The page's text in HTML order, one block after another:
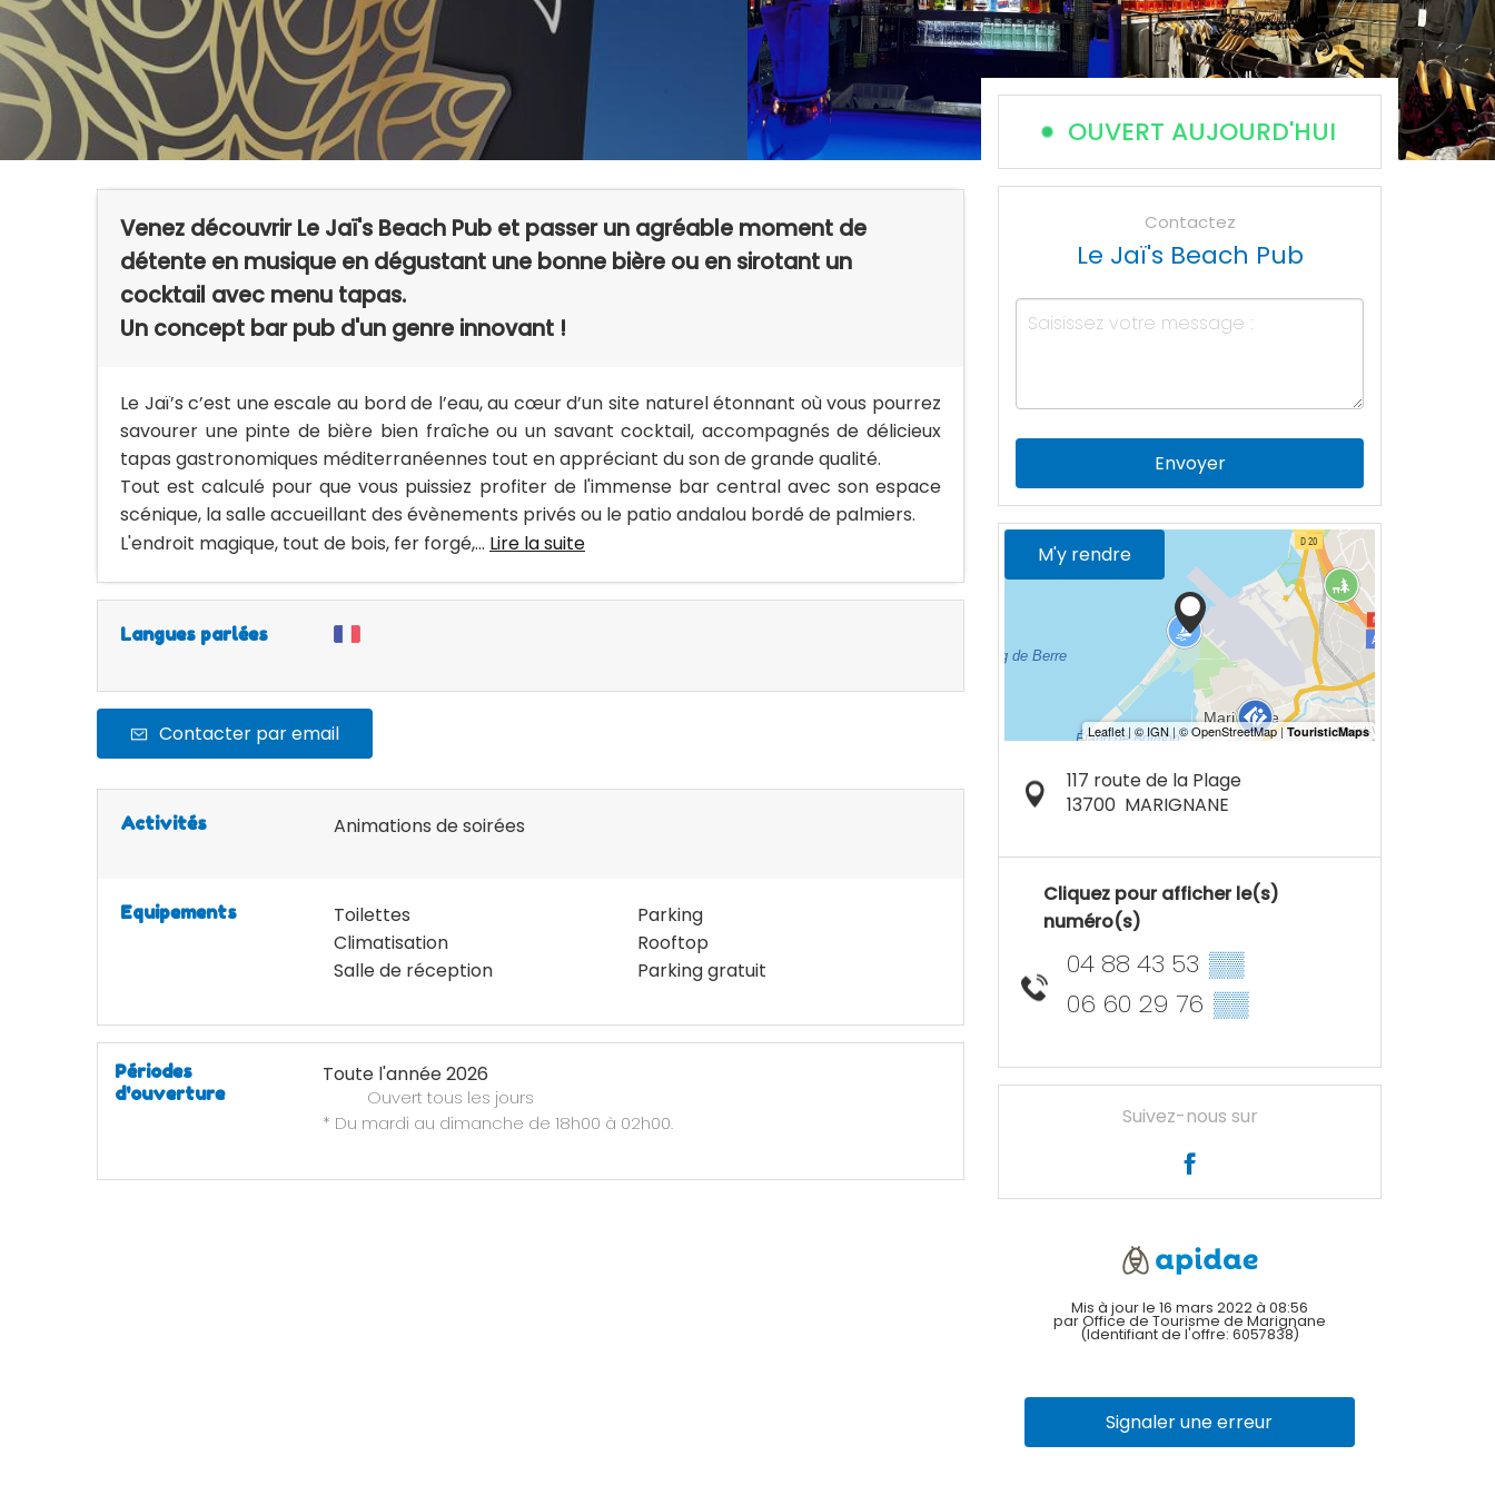
Venez découvrir Le Jaï's Beach Pub et passer un agréable moment de
détente en musique en dégustant une bonne bière ou en sirotant un
cocktail avec menu tapas.
Un concept bar pub d'un genre innovant !
Le Jaï’s c’est une escale au bord de l’eau, au cœur d’un site naturel étonnant où vous pourrez
savourer une pinte de bière bien fraîche ou un savant cocktail, accompagnés de délicieux
tapas gastronomiques méditerranéennes tout en appréciant du son de grande qualité.
Tout est calculé pour que vous puissiez profiter de l'immense bar central avec son espace
scénique, la salle accueillant des évènements privés ou le patio andalou bordé de palmiers.
L'endroit magique, tout de bois, fer forgé,... Lire la suite
Langues parlées
Contacter par email
Activités Animations de soirées
Equipements
Toilettes
Climatisation
Salle de réception
Parking
Rooftop
Parking gratuit
Périodes
d'ouverture
Toute l'année 2026
Ouvert tous les jours
* Du mardi au dimanche de 18h00 à 02h00.
OUVERT AUJOURD'HUI
Contactez
Le Jaï's Beach Pub
Envoyer
M'y rendre
117 route de la Plage
13700 MARIGNANE
Cliquez pour afficher le(s)
numéro(s)
04 88 43 53 ▒▒
06 60 29 76 ▒▒
Suivez-nous sur
Mis à jour le 16 mars 2022 à 08:56
par Office de Tourisme de Marignane
(Identifiant de l'offre: 6057838)
Signaler une erreur